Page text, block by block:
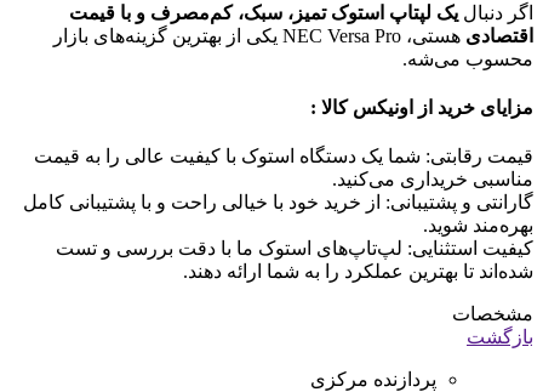
اگر دنبال یک لپتاپ استوک تمیز، سبک، کم‌مصرف و با قیمت
اقتصادی
هستی، NEC Versa Pro یکی از بهترین گزینه‌های بازار
محسوب می‌شه.
مزایای خرید از اونیکس کالا :
قیمت رقابتی: شما یک دستگاه استوک با کیفیت عالی را به قیمت
مناسبی خریداری می‌کنید.
گارانتی و پشتیبانی: از خرید خود با خیالی راحت و با پشتیبانی کامل
بهره‌مند شوید.
کیفیت استثنایی: لپ‌تاپ‌های استوک ما با دقت بررسی و تست
شده‌اند تا بهترین عملکرد را به شما ارائه دهند.
مشخصات
بازگشت
پردازنده مرکزی